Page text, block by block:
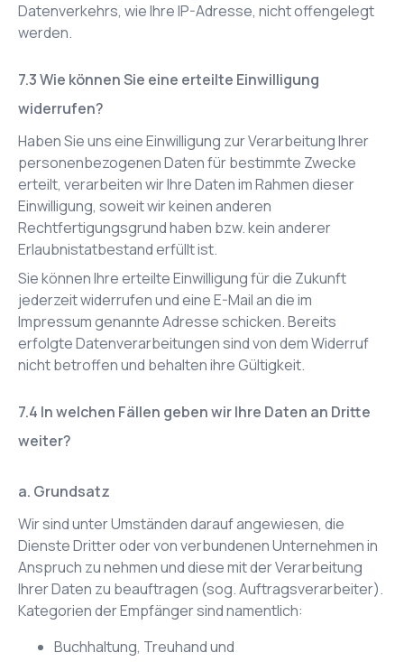
Datenverkehrs, wie Ihre IP-Adresse, nicht offengelegt
werden.
Wie können Sie eine erteilte Einwilligung
widerrufen?
Haben Sie uns eine Einwilligung zur Verarbeitung Ihrer
personenbezogenen Daten für bestimmte Zwecke
erteilt, verarbeiten wir Ihre Daten im Rahmen dieser
Einwilligung, soweit wir keinen anderen
Rechtfertigungsgrund haben bzw. kein anderer
Erlaubnistatbestand erfüllt ist.
Sie können Ihre erteilte Einwilligung für die Zukunft
jederzeit widerrufen und eine E-Mail an die im
Impressum genannte Adresse schicken. Bereits
erfolgte Datenverarbeitungen sind von dem Widerruf
nicht betroffen und behalten ihre Gültigkeit.
In welchen Fällen geben wir Ihre Daten an Dritte
weiter?
a. Grundsatz
Wir sind unter Umständen darauf angewiesen, die
Dienste Dritter oder von verbundenen Unternehmen in
Anspruch zu nehmen und diese mit der Verarbeitung
Ihrer Daten zu beauftragen (sog. Auftragsverarbeiter).
Kategorien der Empfänger sind namentlich:
Buchhaltung, Treuhand und